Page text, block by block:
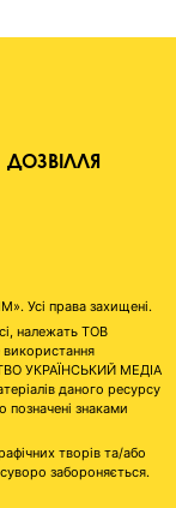
ДОЗВІЛЛЯ
Усі права захищені.
належать ТОВ
УКРАЇНСЬКИЙ МЕДІА
даного ресурсу
знаками
творів та/або
забороняється.